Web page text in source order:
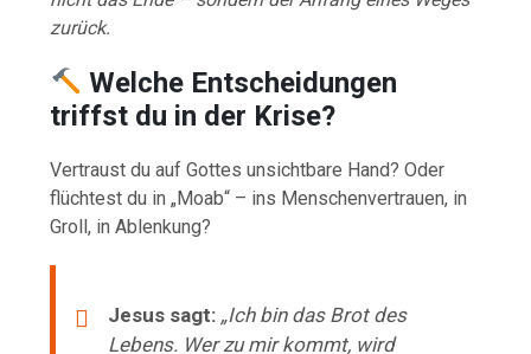
zurück.
Welche Entscheidungen
triffst du in der Krise?
Vertraust du auf Gottes unsichtbare Hand? Oder
flüchtest du in „Moab“ – ins Menschenvertrauen, in
Groll, in Ablenkung?
Jesus sagt: „Ich bin das Brot des
Lebens. Wer zu mir kommt, wird